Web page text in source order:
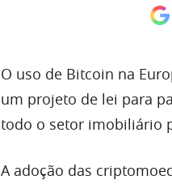
O uso de Bitcoin na
um projeto de lei para
todo o setor imobiliário
A adoção das